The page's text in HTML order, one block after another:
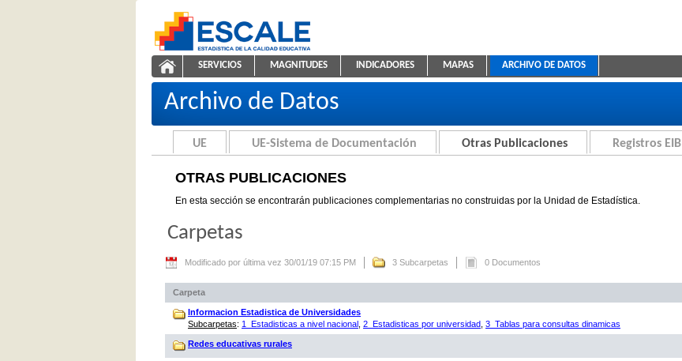
ESCALE - Unidad de Estadística Educativa
Otras Publicaciones
NAVEGACIÓN
SERVICIOS MAGNITUDES INDICADORES MAPAS ARCHIVO DE DATOS
Archivo de Datos
UE UE-Sistema de Documentación Otras Publicaciones Registros EIB
OTRAS PUBLICACIONES
En esta sección se encontrarán publicaciones complementarias no construidas por la Unidad de Estadística.
Carpetas
Modificado por última vez 30/01/19 07:15 PM 3 Subcarpetas 0 Documentos
Carpeta
Informacion Estadistica de Universidades
Subcarpetas: 1_Estadisticas a nivel nacional 2_Estadisticas por universidad 3_Tablas para consultas dinamicas
Redes educativas rurales